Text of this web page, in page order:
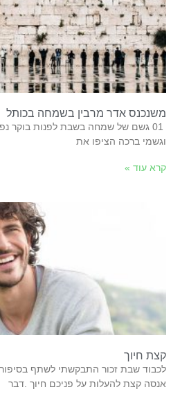
משנכנס אדר מרבין בשמחה בכותל
‬וגשמי‭ ‬ברכה‭ ‬הציפו‭ ‬את‭
קרא עוד »
קצת חיוך
אנסה‭ ‬קצת‭ ‬להעלות‭ ‬על‭ ‬פניכם‭ ‬חיוך‭. ‬דבר‭